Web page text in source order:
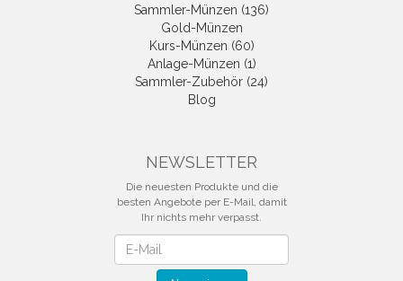
Sammler-Münzen (136)
Gold-Münzen
Kurs-Münzen (60)
Anlage-Münzen (1)
Sammler-Zubehör (24)
Blog
NEWSLETTER
Die neuesten Produkte und die
besten Angebote per E-Mail, damit
Ihr nichts mehr verpasst.